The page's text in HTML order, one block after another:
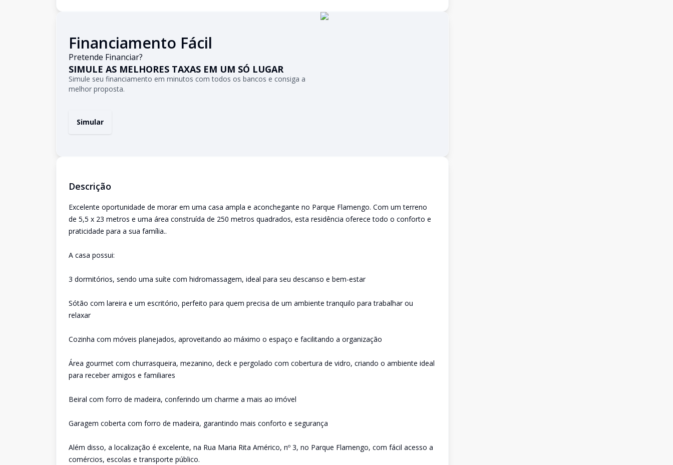
Financiamento Fácil
Pretende Financiar?
SIMULE AS MELHORES TAXAS EM UM SÓ LUGAR
Simule seu financiamento em minutos com todos os bancos e consiga a
melhor proposta.
Simular
Descrição
Excelente oportunidade de morar em uma casa ampla e aconchegante no Parque Flamengo. Com um terreno
de 5,5 x 23 metros e uma área construída de 250 metros quadrados, esta residência oferece todo o conforto e
praticidade para a sua família..
A casa possui:
3 dormitórios, sendo uma suíte com hidromassagem, ideal para seu descanso e bem-estar
Sótão com lareira e um escritório, perfeito para quem precisa de um ambiente tranquilo para trabalhar ou
relaxar
Cozinha com móveis planejados, aproveitando ao máximo o espaço e facilitando a organização
Área gourmet com churrasqueira, mezanino, deck e pergolado com cobertura de vidro, criando o ambiente ideal
para receber amigos e familiares
Beiral com forro de madeira, conferindo um charme a mais ao imóvel
Garagem coberta com forro de madeira, garantindo mais conforto e segurança
Além disso, a localização é excelente, na Rua Maria Rita Américo, nº 3, no Parque Flamengo, com fácil acesso a
comércios, escolas e transporte público.